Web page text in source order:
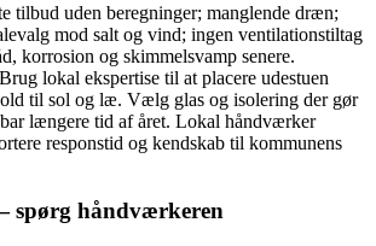
tilbud uden beregninger; manglende dræn;
mod salt og vind; ingen ventilationstiltag
korrosion og skimmelsvamp senere.
Brug lokal ekspertise til at placere udestuen
til sol og læ. Vælg glas og isolering der gør
længere tid af året. Lokal håndværker
responstid og kendskab til kommunens
spørg håndværkeren